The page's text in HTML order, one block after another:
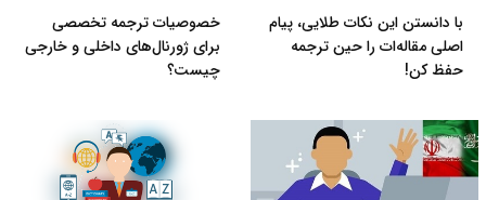
با دانستن این نکات طلایی، پیام
اصلی مقاله‌ات را حین ترجمه
حفظ کن!
خصوصیات ترجمه تخصصی
برای ژورنال‌های داخلی و خارجی
چیست؟